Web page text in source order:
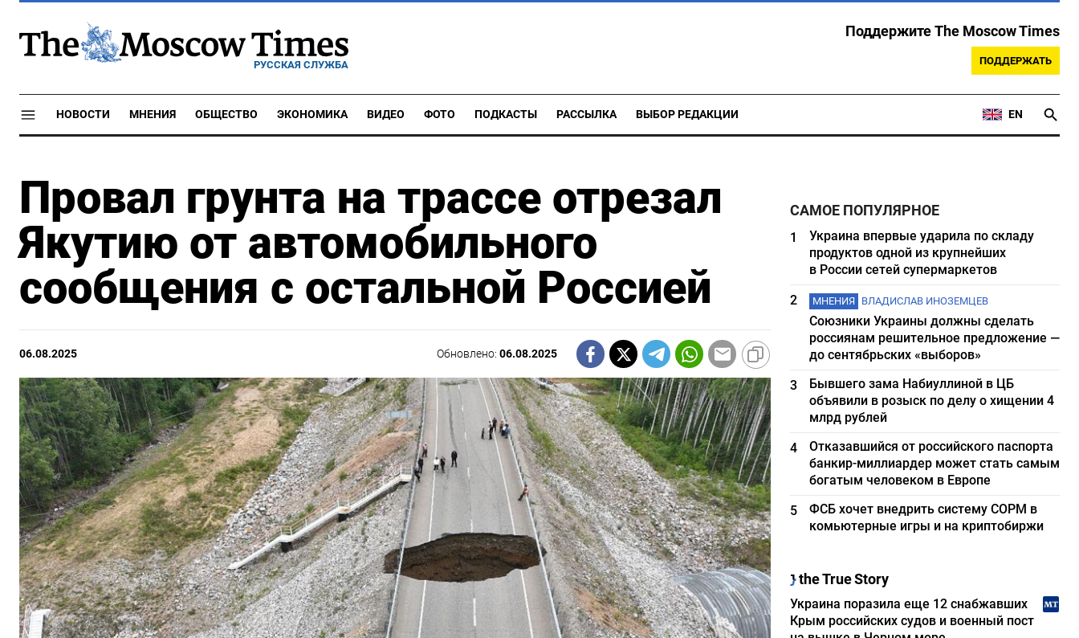
РУССКАЯ СЛУЖБА
Поддержите The Moscow Times
ПОДДЕРЖАТЬ
НОВОСТИ МНЕНИЯ ОБЩЕСТВО ЭКОНОМИКА ВИДЕО ФОТО ПОДКАСТЫ РАССЫЛКА ВЫБОР РЕДАКЦИИ EN
Провал грунта на трассе отрезал
Якутию от автомобильного
сообщения с остальной Россией
06.08.2025 Обновлено:06.08.2025
САМОЕ ПОПУЛЯРНОЕ
1
Украина впервые ударила по складу
продуктов одной из крупнейших
в России сетей супермаркетов
2
МНЕНИЯ ВЛАДИСЛАВ ИНОЗЕМЦЕВ
Союзники Украины должны сделать
россиянам решительное предложение —
до сентябрьских «выборов»
3
Бывшего зама Набиуллиной в ЦБ
объявили в розыск по делу о хищении 4
млрд рублей
4
Отказавшийся от российского паспорта
банкир-миллиардер может стать самым
богатым человеком в Европе
5
ФСБ хочет внедрить систему СОРМ в
комьютерные игры и на криптобиржи